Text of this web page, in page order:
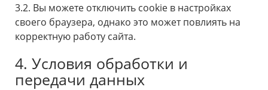
3.2. Вы можете отключить cookie в настройках
своего браузера, однако это может повлиять на
корректную работу сайта.
4. Условия обработки и
передачи данных